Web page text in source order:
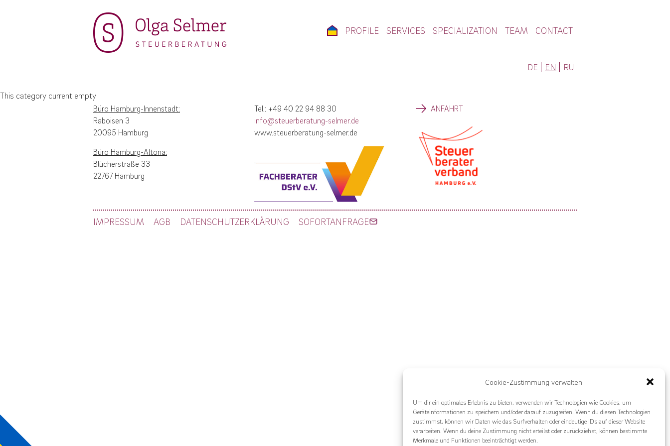
Cookie-Zustimmung verwalten
Um dir ein optimales Erlebnis zu bieten, verwenden wir Technologien wie Cookies, um
Geräteinformationen zu speichern und/oder darauf zuzugreifen. Wenn du diesen Technologien
zustimmst, können wir Daten wie das Surfverhalten oder eindeutige IDs auf dieser Website
verarbeiten. Wenn du deine Zustimmung nicht erteilst oder zurückziehst, können bestimmte
Merkmale und Funktionen beeinträchtigt werden.
DE EN RU
PROFILE SERVICES SPECIALIZATION TEAM CONTACT
This category current empty
Büro Hamburg-Innenstadt:
Raboisen 3
20095 Hamburg
Büro Hamburg-Altona:
Blücherstraße 33
22767 Hamburg
Tel.: +49 40 22 94 88 30
info@steuerberatung-selmer.de
www.steuerberatung-selmer.de
ANFAHRT
IMPRESSUM AGB DATENSCHUTZERKLÄRUNG SOFORTANFRAGE